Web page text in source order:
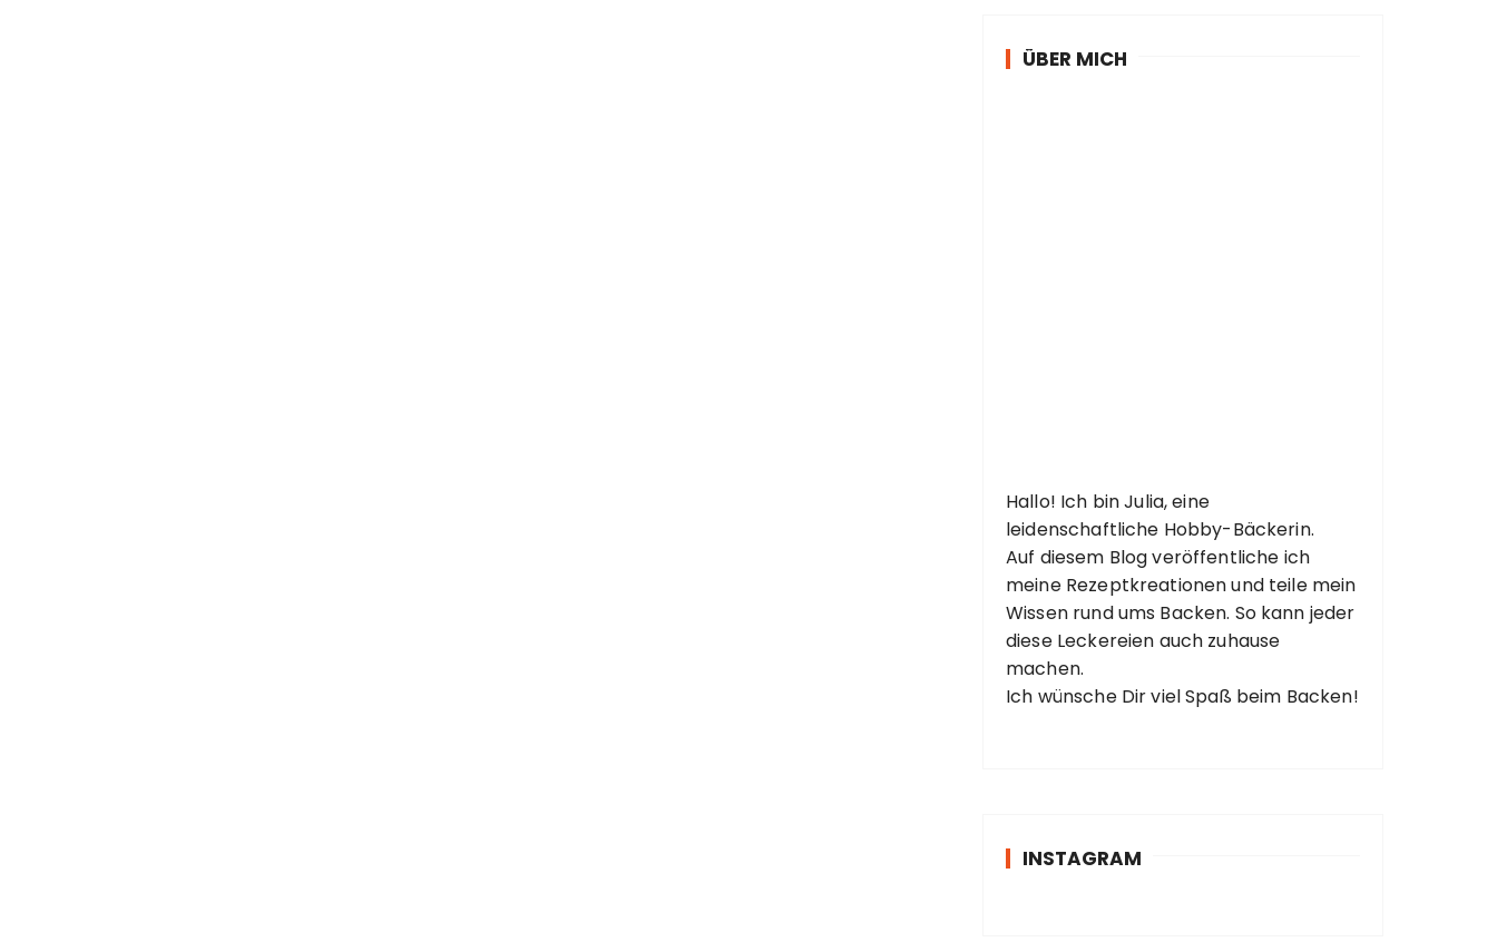
ÜBER MICH
Hallo! Ich bin Julia, eine
leidenschaftliche Hobby-Bäckerin.
Auf diesem Blog veröffentliche ich
meine Rezeptkreationen und teile mein
Wissen rund ums Backen. So kann jeder
diese Leckereien auch zuhause
machen.
Ich wünsche Dir viel Spaß beim Backen!
INSTAGRAM